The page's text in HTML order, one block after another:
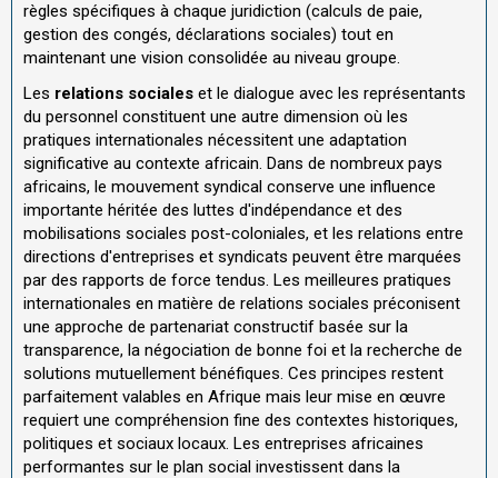
règles spécifiques à chaque juridiction (calculs de paie,
gestion des congés, déclarations sociales) tout en
maintenant une vision consolidée au niveau groupe.
Les relations sociales et le dialogue avec les représentants
du personnel constituent une autre dimension où les
pratiques internationales nécessitent une adaptation
significative au contexte africain. Dans de nombreux pays
africains, le mouvement syndical conserve une influence
importante héritée des luttes d'indépendance et des
mobilisations sociales post-coloniales, et les relations entre
directions d'entreprises et syndicats peuvent être marquées
par des rapports de force tendus. Les meilleures pratiques
internationales en matière de relations sociales préconisent
une approche de partenariat constructif basée sur la
transparence, la négociation de bonne foi et la recherche de
solutions mutuellement bénéfiques. Ces principes restent
parfaitement valables en Afrique mais leur mise en œuvre
requiert une compréhension fine des contextes historiques,
politiques et sociaux locaux. Les entreprises africaines
performantes sur le plan social investissent dans la